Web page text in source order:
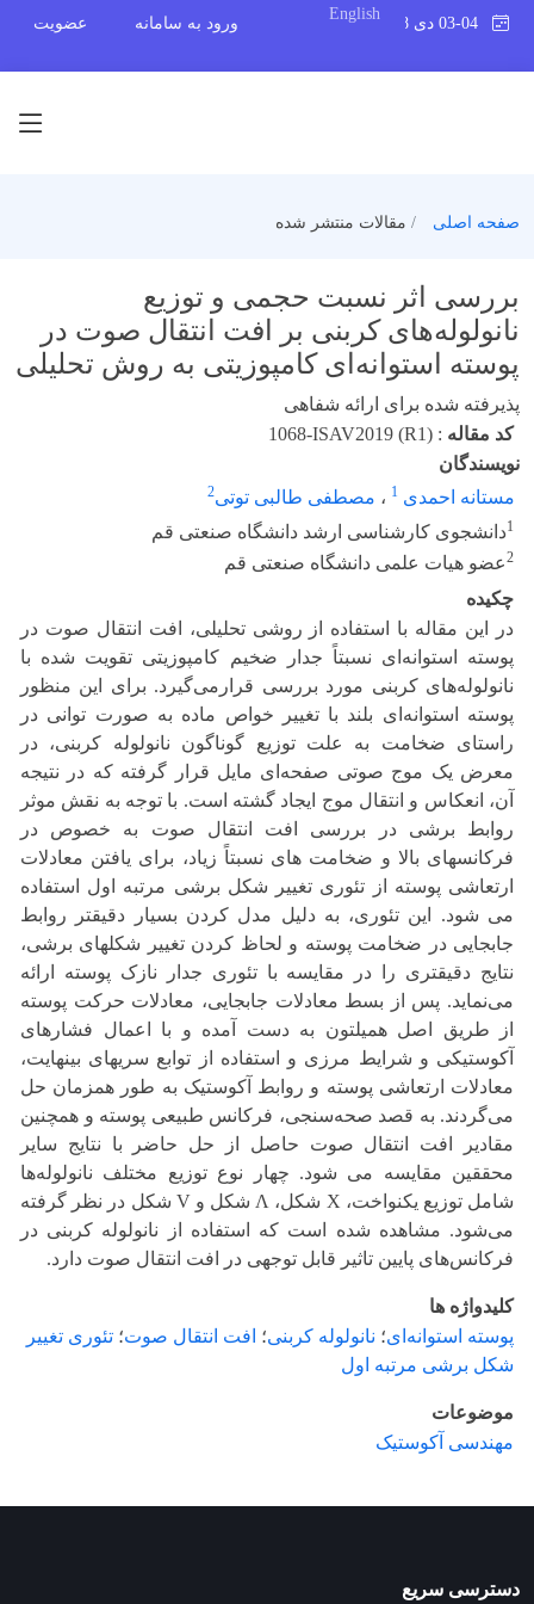
English
ورود به سامانه عضویت
صفحه اصلی مقالات منتشر شده
بررسی اثر نسبت حجمی و توزیع
نانولوله‌های کربنی بر افت انتقال صوت در
پوسته استوانه‌ای کامپوزیتی به روش تحلیلی
پذیرفته شده برای ارائه شفاهی
کد مقاله :
1068-ISAV2019 (R1)
نویسندگان
مستانه احمدی 1 ، مصطفی طالبی توتی2
1دانشجوی کارشناسی ارشد دانشگاه صنعتی قم
2عضو هیات علمی دانشگاه صنعتی قم
چکیده
در این مقاله با استفاده از روشی تحلیلی، افت انتقال صوت در
پوسته استوانه‌ای نسبتاً جدار ضخیم کامپوزیتی تقویت‌ شده با
نانولوله‌های کربنی مورد بررسی قرارمی‌گیرد. برای این منظور
پوسته استوانه‌ای بلند با تغییر خواص ماده به صورت توانی در
راستای ضخامت به علت توزیع گوناگون نانولوله کربنی، در
معرض یک موج صوتی صفحه‌ای مایل قرار گرفته که در نتیجه
آن، انعکاس و انتقال موج ایجاد گشته است. با توجه به نقش موثر
روابط برشی در بررسی افت انتقال صوت به خصوص در
فرکانسهای بالا و ضخامت‌ های نسبتاً زیاد، برای یافتن معادلات
ارتعاشی پوسته از تئوری تغییر شکل برشی مرتبه اول استفاده
می شود. این تئوری، به دلیل مدل کردن بسیار دقیقتر روابط
جابجایی در ضخامت پوسته و لحاظ کردن تغییر شکلهای برشی،
نتایج دقیقتری را در مقایسه با تئوری جدار نازک پوسته ارائه
می‌نماید. پس از بسط معادلات جابجایی، معادلات حرکت پوسته
از طریق اصل همیلتون به دست آمده و با اعمال فشارهای
آکوستیکی و شرایط مرزی و استفاده از توابع سریهای بینهایت،
معادلات ارتعاشی پوسته و روابط آکوستیک به طور همزمان حل
می‌گردند. به قصد صحه‌سنجی، فرکانس طبیعی پوسته و همچنین
مقادیر افت انتقال صوت حاصل از حل حاضر با نتایج سایر
محققین مقایسه می شود. چهار نوع توزیع مختلف نانولوله‌ها
شامل توزیع یکنواخت، X شکل، Ʌ شکل و V شکل در نظر گرفته
می‌شود. مشاهده شده است که استفاده از نانولوله کربنی در
فرکانس‌های پایین تاثیر قابل توجهی در افت انتقال صوت دارد.
کلیدواژه ها
پوسته استوانه‌ای؛ نانولوله کربنی؛ افت انتقال صوت؛ تئوری تغییر
شکل برشی مرتبه اول
موضوعات
مهندسی آکوستیک
دسترسی سریع